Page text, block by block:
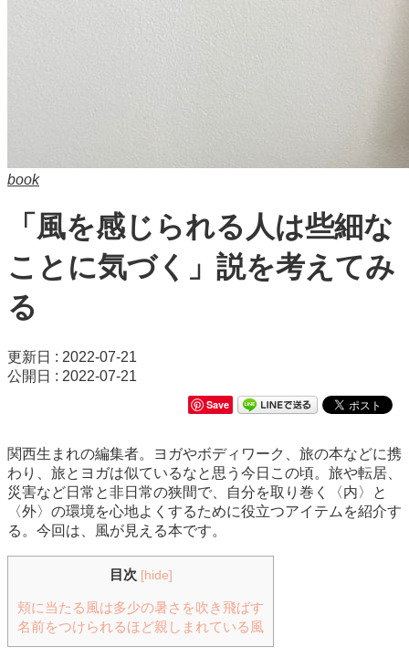
book
「風を感じられる人は些細な
ことに気づく」説を考えてみ
る
更新日 : 2022-07-21
公開日 : 2022-07-21
Save
関西生まれの編集者。ヨガやボディワーク、旅の本などに携
わり、旅とヨガは似ているなと思う今日この頃。旅や転居、
災害など日常と非日常の狭間で、自分を取り巻く〈内〉と
〈外〉の環境を心地よくするために役立つアイテムを紹介す
る。今回は、風が見える本です。
目次 [hide]
頬に当たる風は多少の暑さを吹き飛ばす
名前をつけられるほど親しまれている風